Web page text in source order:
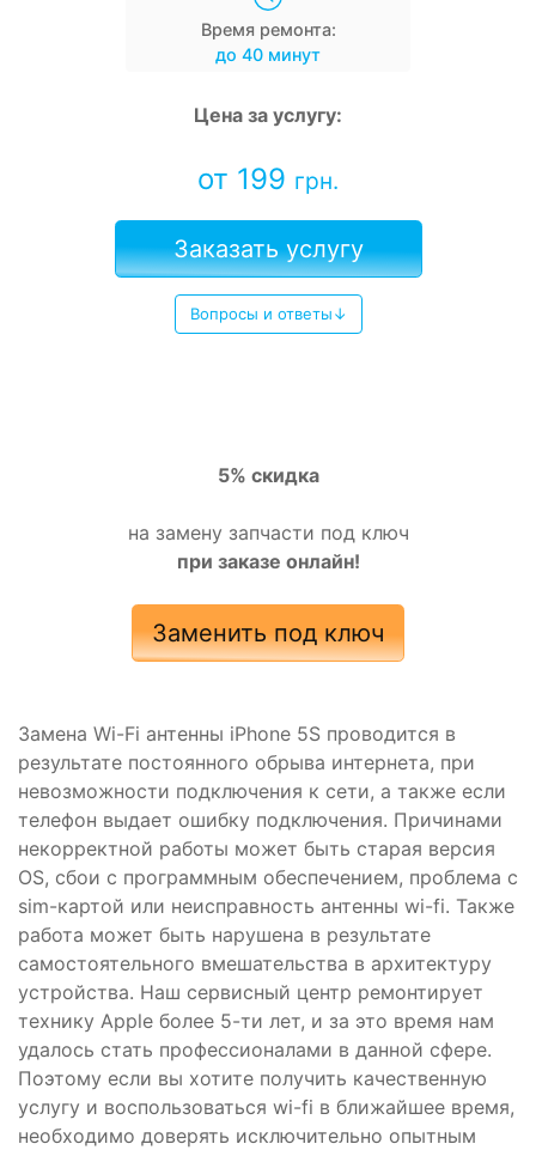
Время ремонта:
до 40 минут
Цена за услугу:
от 199 грн.
Заказать услугу
Вопросы и ответы↓
5% скидка
на замену запчасти под ключ
при заказе онлайн!
Заменить под ключ
Замена Wi-Fi антенны iPhone 5S проводится в
результате постоянного обрыва интернета, при
невозможности подключения к сети, а также если
телефон выдает ошибку подключения. Причинами
некорректной работы может быть старая версия
OS, сбои с программным обеспечением, проблема с
sim-картой или неисправность антенны wi-fi. Также
работа может быть нарушена в результате
самостоятельного вмешательства в архитектуру
устройства. Наш сервисный центр ремонтирует
технику Apple более 5-ти лет, и за это время нам
удалось стать профессионалами в данной сфере.
Поэтому если вы хотите получить качественную
услугу и воспользоваться wi-fi в ближайшее время,
необходимо доверять исключительно опытным